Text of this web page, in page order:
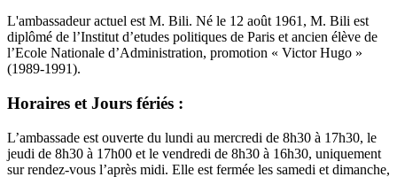
L'ambassadeur actuel est M. Bili. Né le 12 août 1961, M. Bili est
diplômé de l’Institut d’etudes politiques de Paris et ancien élève de
l’Ecole Nationale d’Administration, promotion « Victor Hugo »
(1989-1991).
Horaires et Jours fériés :
L’ambassade est ouverte du lundi au mercredi de 8h30 à 17h30, le
jeudi de 8h30 à 17h00 et le vendredi de 8h30 à 16h30, uniquement
sur rendez-vous l’après midi. Elle est fermée les samedi et dimanche,